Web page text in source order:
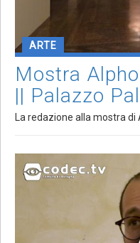
ARTE
Mostra
|| Palazzo
La redazione alla mostra